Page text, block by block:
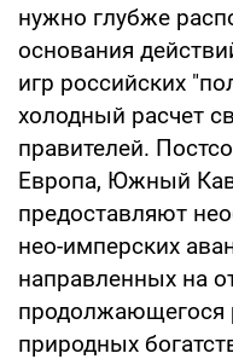
нужно глубже
основания
игр российских
холодный расчет
правителей.
Европа, Южный
предоставляют
нео-имперских
направленных на
продолжающегося
природных